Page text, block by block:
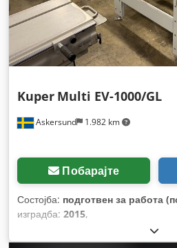
Askersund 1.982 km
Kuper Multi EV-1000/GL
Побарајте
Состојба: подготвен за работа
изградба: 2015,